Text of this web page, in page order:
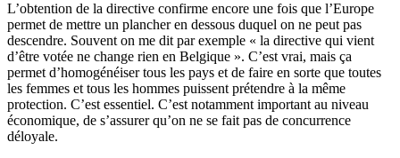
L’obtention de la directive confirme encore une fois que l’Europe
permet de mettre un plancher en dessous duquel on ne peut pas
descendre. Souvent on me dit par exemple « la directive qui vient
d’être votée ne change rien en Belgique ». C’est vrai, mais ça
permet d’homogénéiser tous les pays et de faire en sorte que toutes
les femmes et tous les hommes puissent prétendre à la même
protection. C’est essentiel. C’est notamment important au niveau
économique, de s’assurer qu’on ne se fait pas de concurrence
déloyale.